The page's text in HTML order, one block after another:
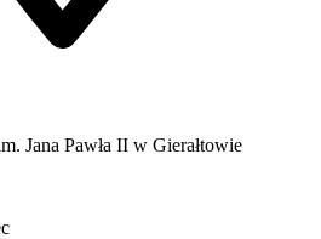
Jana Pawła II w Gierałtowie